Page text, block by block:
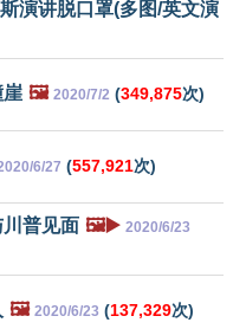
演讲脱口罩(多图/英文演
崖 🖼️ 2020/7/2 (349,875次)
6/27 (557,921次)
普见面 🖼️▶️ 2020/6/23
🖼️ 2020/6/23 (137,329次)